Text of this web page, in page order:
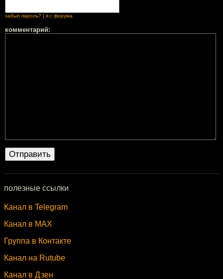
забыл пароль? | я с форума
комментарий:
полезные ссылки
Канал в Telegram
Канал в MAX
Группа в Контакте
Канал на Rutube
Канал в Дзен